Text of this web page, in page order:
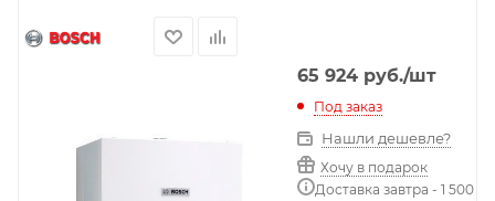
65 924руб./шт
Под заказ
Нашли дешевле?
Хочу в подарок
Доставка завтра - 1 500